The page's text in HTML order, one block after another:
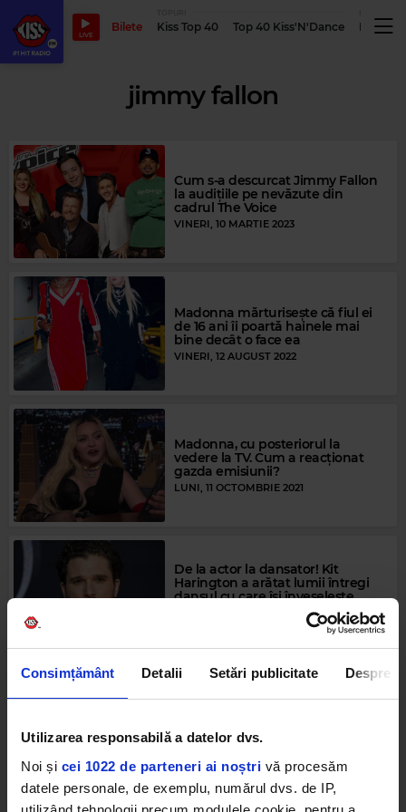
Consimțământ Detalii Setări publicitate Despre
Utilizarea responsabilă a datelor dvs.
Noi și cei 1022 de parteneri ai noștri vă procesăm
datele personale, de exemplu, numărul dvs. de IP,
LIVE
Bilete Kiss Top 40 Top 40 Kiss'N'Dance
jimmy fallon
Cum s-a descurcat Jimmy Fallon
la audițiile pe nevăzute din
cadrul The Voice
VINERI, 10 MARTIE 2023
Madonna mărturisește că fiul ei
de 16 ani îi poartă hainele mai
bine decât o face ea
VINERI, 12 AUGUST 2022
Madonna, cu posteriorul la
vedere la TV. Cum a reacționat
gazda emisiunii?
LUNI, 11 OCTOMBRIE 2021
De la actor la dansator! Kit
Harington a arătat lumii întregi
dansul cu care își înveselește
acestora!